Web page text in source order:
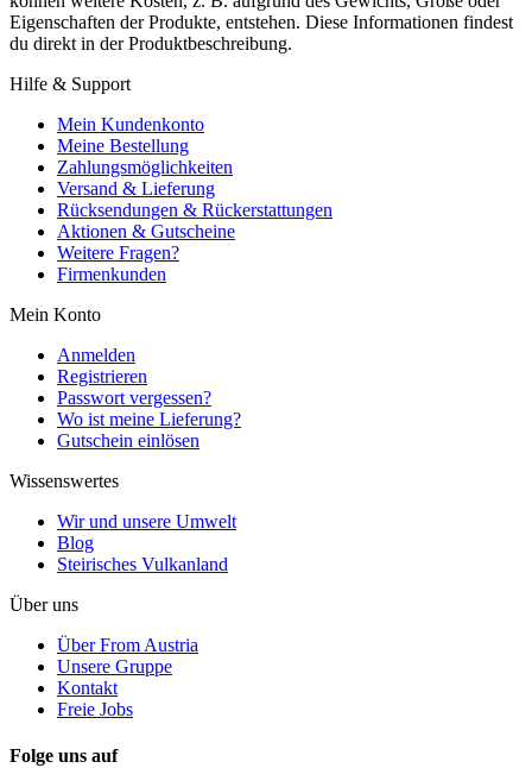
Eigenschaften der Produkte, entstehen. Diese Informationen findest
du direkt in der Produktbeschreibung.
Hilfe & Support
Mein Kundenkonto
Meine Bestellung
Zahlungsmöglichkeiten
Versand & Lieferung
Rücksendungen & Rückerstattungen
Aktionen & Gutscheine
Weitere Fragen?
Firmenkunden
Mein Konto
Anmelden
Registrieren
Passwort vergessen?
Wo ist meine Lieferung?
Gutschein einlösen
Wissenswertes
Wir und unsere Umwelt
Blog
Steirisches Vulkanland
Über uns
Über From Austria
Unsere Gruppe
Kontakt
Freie Jobs
Folge uns auf